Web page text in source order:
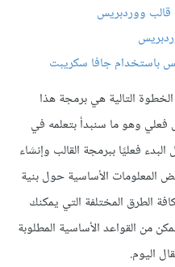
قالب ووردبريس
باستخدام جافا سكريبت
التالية هي برمجة هذا
وهو ما سنبدأ بتعلمه في
البدء فعليًا ببرمجة القالب وإنشاء
المعلومات الأساسية حول بنية
الطرق المختلفة التي يمكنك
من القواعد الأساسية المطلوبة
اليوم.